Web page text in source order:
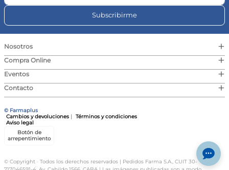
Subscribirme
Nosotros +
Compra Online +
Eventos +
Contacto +
© Farmaplus
Cambios y devoluciones | Términos y condiciones
Aviso legal
Botón de
arrepentimiento
© Copyright · Todos los derechos reservados | Pedidos Farma S.A., CUIT 30-